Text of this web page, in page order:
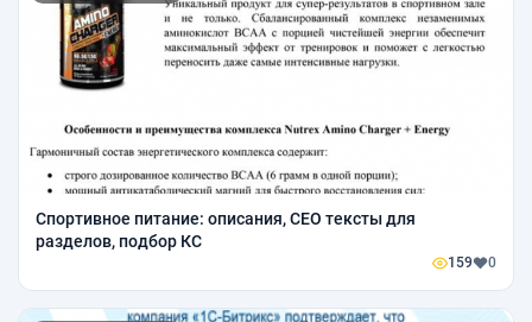
Спортивное питание: описания, СЕО тексты для
разделов, подбор КС
159 0